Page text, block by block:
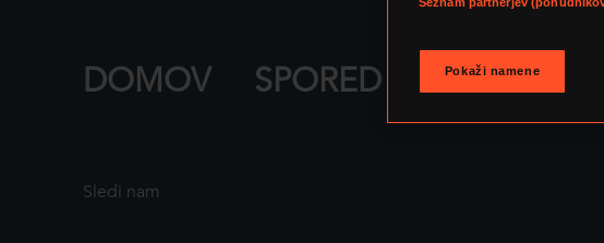
DOMOV SPORED SERIJE
Sledi nam
Pokaži namene